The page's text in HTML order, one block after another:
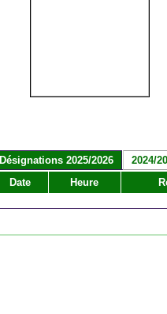
Désignations 2025/2026
2024/
Date
Heure